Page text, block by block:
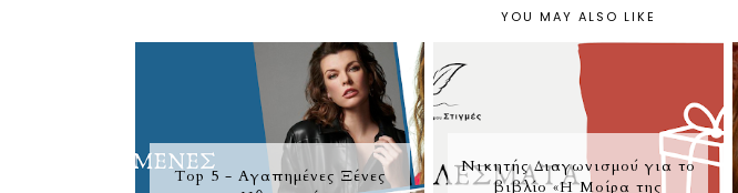
YOU MAY ALSO LIKE
Τοp 5 - Αγαπημένες Ξένες
Νικητής Διαγωνισμού για το
βιβλίο «Η Μοίρα της